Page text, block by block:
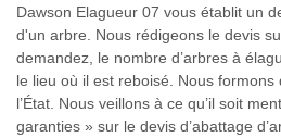
Dawson Elagueur 07 vous établit un
d'un arbre. Nous rédigeons le devis
demandez, le nombre d’arbres à
le lieu où il est reboisé. Nous
l’État. Nous veillons à ce qu’il soit
garanties » sur le devis d’abattage